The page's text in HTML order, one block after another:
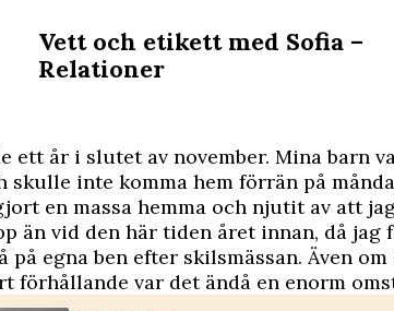
Vett och etikett med Sofia –
Relationer
ett år i slutet av november. Mina barn
skulle inte komma hem förrän på
en massa hemma och njutit av att
än vid den här tiden året innan, då jag
på egna ben efter skilsmässan. Även
för­hållande var det ändå en enorm